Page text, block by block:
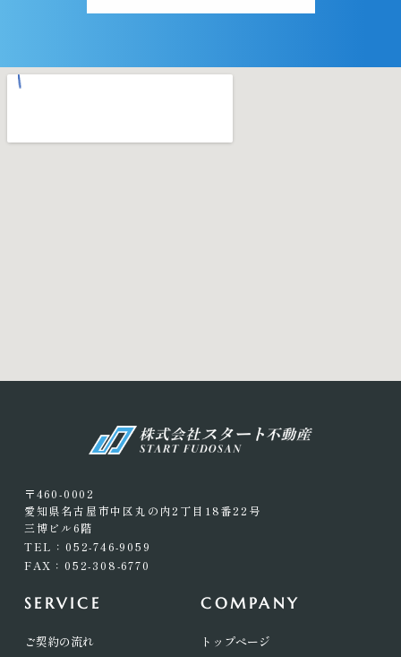
〒460-0002
愛知県名古屋市中区丸の内2丁目18番22号
三博ビル6階
TEL：052-746-9059
FAX：052-308-6770
SERVICE
ご契約の流れ
COMPANY
トップページ